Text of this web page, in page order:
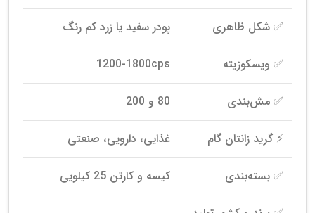
✅ شکل ظاهری پودر سفید یا زرد کم رنگ
✅ ویسکوزیته 1200-1800cps
✅ مش‌بندی 80 و 200
⚡ گرید زانتان گام غذایی، دارویی، صنعتی
✅ بسته‌بندی کیسه و کارتن 25 کیلویی